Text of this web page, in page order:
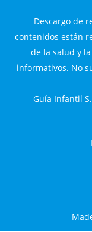
Descargo de
contenidos están
de la salud y
informativos. No
Guía Infantil